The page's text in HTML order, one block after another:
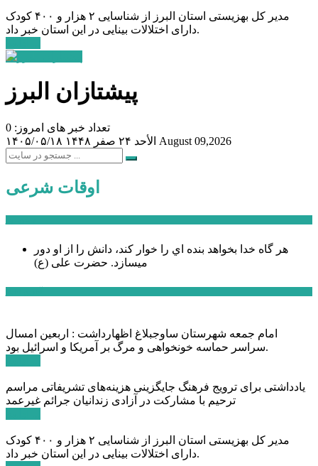
مدیر کل بهزیستی استان البرز از شناسایی ۲ هزار و ۴۰۰ کودک
دارای اختلالات بینایی در این استان خبر داد.
پیشتازان البرز
تعداد خبر های امروز: 0
۱۴۰۵/۰۵/۱۸
الأحد ۲۴ صفر ۱۴۴۸ August 09,2026
اوقات شرعی
هر گاه خدا بخواهد بنده اي را خوار كند، دانش را از او دور
میسازد. حضرت علی (ع)
امام جمعه شهرستان ساوجبلاغ اظهارداشت : اربعین امسال
سراسر حماسه خونخواهی و مرگ بر آمریکا و اسرائیل بود.
یادداشتی برای ترویج فرهنگ جایگزینی هزینه‌های تشریفاتی مراسم
ترحیم با مشارکت در آزادی زندانیان جرائم غیرعمد
مدیر کل بهزیستی استان البرز از شناسایی ۲ هزار و ۴۰۰ کودک
دارای اختلالات بینایی در این استان خبر داد.